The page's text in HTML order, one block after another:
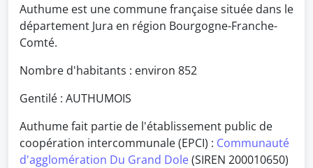
Authume est une commune française située dans le
département Jura en région Bourgogne-Franche-
Comté.
Nombre d'habitants : environ 852
Gentilé : AUTHUMOIS
Authume fait partie de l'établissement public de
coopération intercommunale (EPCI) : Communauté
d'agglomération Du Grand Dole(SIREN 200010650)